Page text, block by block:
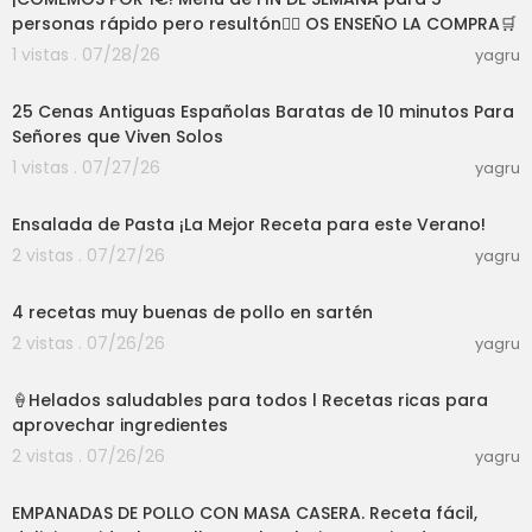
- 5 APERITIVOS o ENTRANTES
https://youtu.be/74ovkXrWZAc
coración y trucos de cocina, todo en forma sen
cilla y sin complicaciones.
Si les gusto pongan "me gusta" y no olviden sus
xima :)
Suscríbete a mi canal:
Os deseo todo lo mejor!
Un Abrazo, Darix.
personas rápido pero resultón👍🏼 OS ENSEÑO LA COMPRA🛒
1 vistas . 07/28/26
yagru
25 Cenas Antiguas Españolas Baratas de 10 minutos Para
Señores que Viven Solos
1 vistas . 07/27/26
yagru
Ensalada de Pasta ¡La Mejor Receta para este Verano!
2 vistas . 07/27/26
yagru
4 recetas muy buenas de pollo en sartén
2 vistas . 07/26/26
yagru
🍦Helados saludables para todos l Recetas ricas para
aprovechar ingredientes
2 vistas . 07/26/26
yagru
EMPANADAS DE POLLO CON MASA CASERA. Receta fácil,